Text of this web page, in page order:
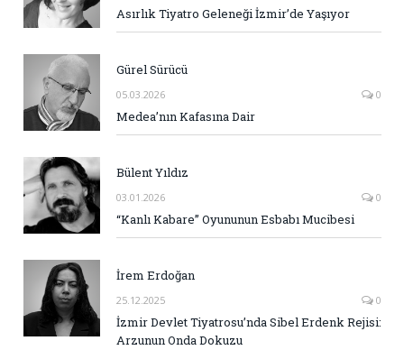
Asırlık Tiyatro Geleneği İzmir’de Yaşıyor
Gürel Sürücü
05.03.2026 0
Medea’nın Kafasına Dair
Bülent Yıldız
03.01.2026 0
“Kanlı Kabare” Oyununun Esbabı Mucibesi
İrem Erdoğan
25.12.2025 0
İzmir Devlet Tiyatrosu’nda Sibel Erdenk Rejisi:
Arzunun Onda Dokuzu